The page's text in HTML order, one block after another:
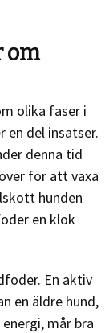
om
olika faser i
en del insatser.
denna tid
för att växa
hunden
en klok
En aktiv
en äldre hund,
mår bra